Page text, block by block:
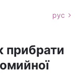
рус
прибрати